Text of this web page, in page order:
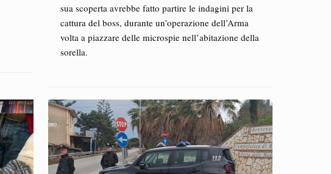
sua scoperta avrebbe fatto partire le indagini per la
cattura del boss, durante un’operazione dell’Arma
volta a piazzare delle microspie nell’abitazione della
sorella.